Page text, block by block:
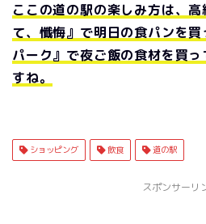
ここの道の駅の楽しみ方は、
て、懺悔』で明日の食パンを
パーク』で夜ご飯の食材を買
すね。
ショッピング 飲食 道の駅
スポンサーリ